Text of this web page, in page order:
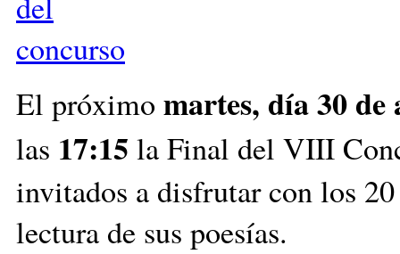
El próximo martes, día 30
las 17:15 la Final del VIII
invitados a disfrutar con los
lectura de sus poesías.